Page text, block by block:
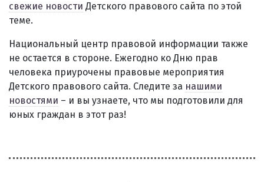
свежие новости Детского правового сайта по этой
теме.
Национальный центр правовой информации также
не остается в стороне. Ежегодно ко Дню прав
человека приурочены правовые мероприятия
Детского правового сайта. Следите за нашими
новостями – и вы узнаете, что мы подготовили для
юных граждан в этот раз!